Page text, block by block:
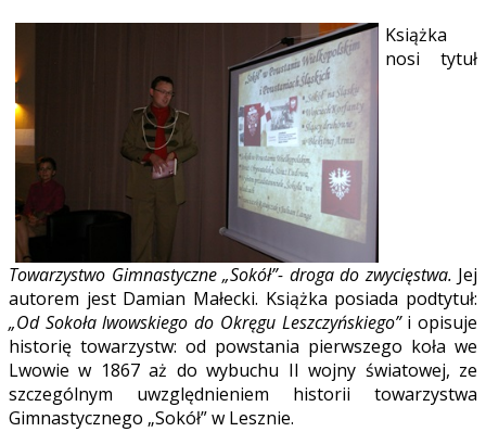
Książka
nosi tytuł
Towarzystwo Gimnastyczne „Sokół”- droga do zwycięstwa. Jej
autorem jest Damian Małecki. Książka posiada podtytuł:
„Od Sokoła lwowskiego do Okręgu Leszczyńskiego” i opisuje
historię towarzystw: od powstania pierwszego koła we
Lwowie w 1867 aż do wybuchu II wojny światowej, ze
szczególnym uwzględnieniem historii towarzystwa
Gimnastycznego „Sokół” w Lesznie.